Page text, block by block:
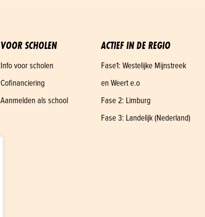
VOOR SCHOLEN
Info voor scholen
Cofinanciering
Aanmelden als school
ACTIEF IN DE REGIO
Fase1: Westelijke Mijnstreek
en Weert e.o
Fase 2: Limburg
Fase 3: Landelijk (Nederland)